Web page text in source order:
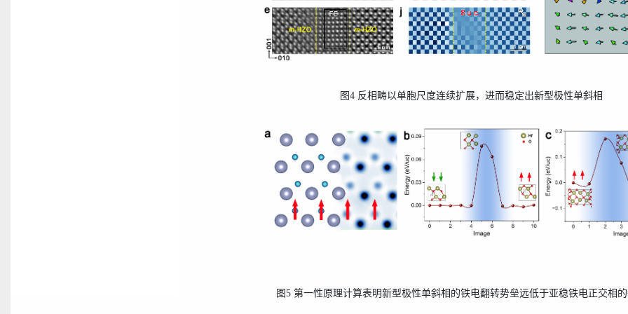
图4 反相畴以单胞尺度连续扩展，进而稳定出新型极性单斜相
图5 第一性原理计算表明新型极性单斜相的铁电翻转势垒远低于亚稳铁电正交相的